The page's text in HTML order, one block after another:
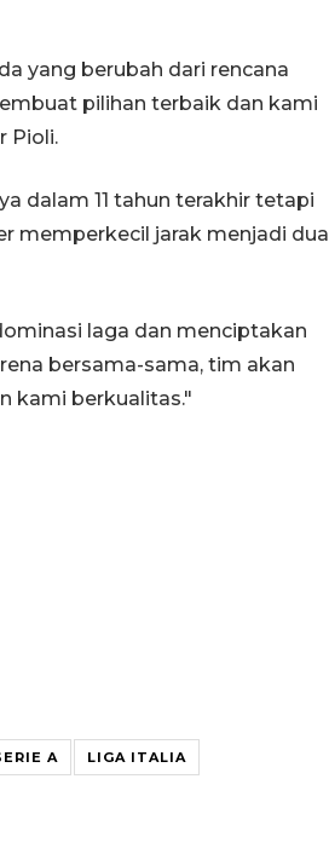
yang berubah dari rencana
pilihan terbaik dan kami
Pioli.
dalam 11 tahun terakhir tetapi
memperkecil jarak menjadi dua
laga dan menciptakan
bersama-sama, tim akan
kami berkualitas."
A LIGA ITALIA